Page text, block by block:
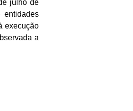
julho de
entidades
execução
a